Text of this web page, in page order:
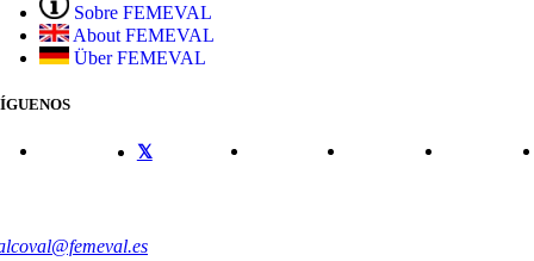
Sobre FEMEVAL
About FEMEVAL
Über FEMEVAL